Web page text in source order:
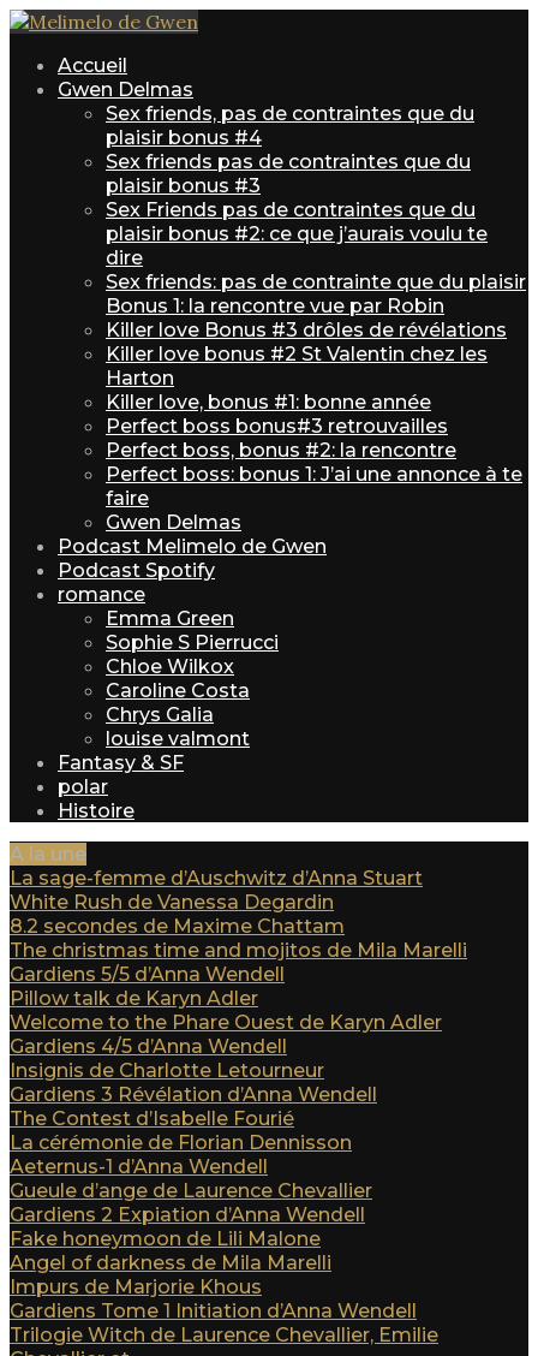
Accueil
Gwen Delmas
Sex friends, pas de contraintes que du
plaisir bonus #4
Sex friends pas de contraintes que du
plaisir bonus #3
Sex Friends pas de contraintes que du
plaisir bonus #2: ce que j’aurais voulu te
dire
Sex friends: pas de contrainte que du plaisir
Bonus 1: la rencontre vue par Robin
Killer love Bonus #3 drôles de révélations
Killer love bonus #2 St Valentin chez les
Harton
Killer love, bonus #1: bonne année
Perfect boss bonus#3 retrouvailles
Perfect boss, bonus #2: la rencontre
Perfect boss: bonus 1: J’ai une annonce à te
faire
Gwen Delmas
Podcast Melimelo de Gwen
Podcast Spotify
romance
Emma Green
Sophie S Pierrucci
Chloe Wilkox
Caroline Costa
Chrys Galia
louise valmont
Fantasy & SF
polar
Histoire
A la une
La sage-femme d’Auschwitz d’Anna Stuart
White Rush de Vanessa Degardin
8.2 secondes de Maxime Chattam
The christmas time and mojitos de Mila Marelli
Gardiens 5/5 d’Anna Wendell
Pillow talk de Karyn Adler
Welcome to the Phare Ouest de Karyn Adler
Gardiens 4/5 d’Anna Wendell
Insignis de Charlotte Letourneur
Gardiens 3 Révélation d’Anna Wendell
The Contest d’Isabelle Fourié
La cérémonie de Florian Dennisson
Aeternus-1 d’Anna Wendell
Gueule d’ange de Laurence Chevallier
Gardiens 2 Expiation d’Anna Wendell
Fake honeymoon de Lili Malone
Angel of darkness de Mila Marelli
Impurs de Marjorie Khous
Gardiens Tome 1 Initiation d’Anna Wendell
Trilogie Witch de Laurence Chevallier, Emilie